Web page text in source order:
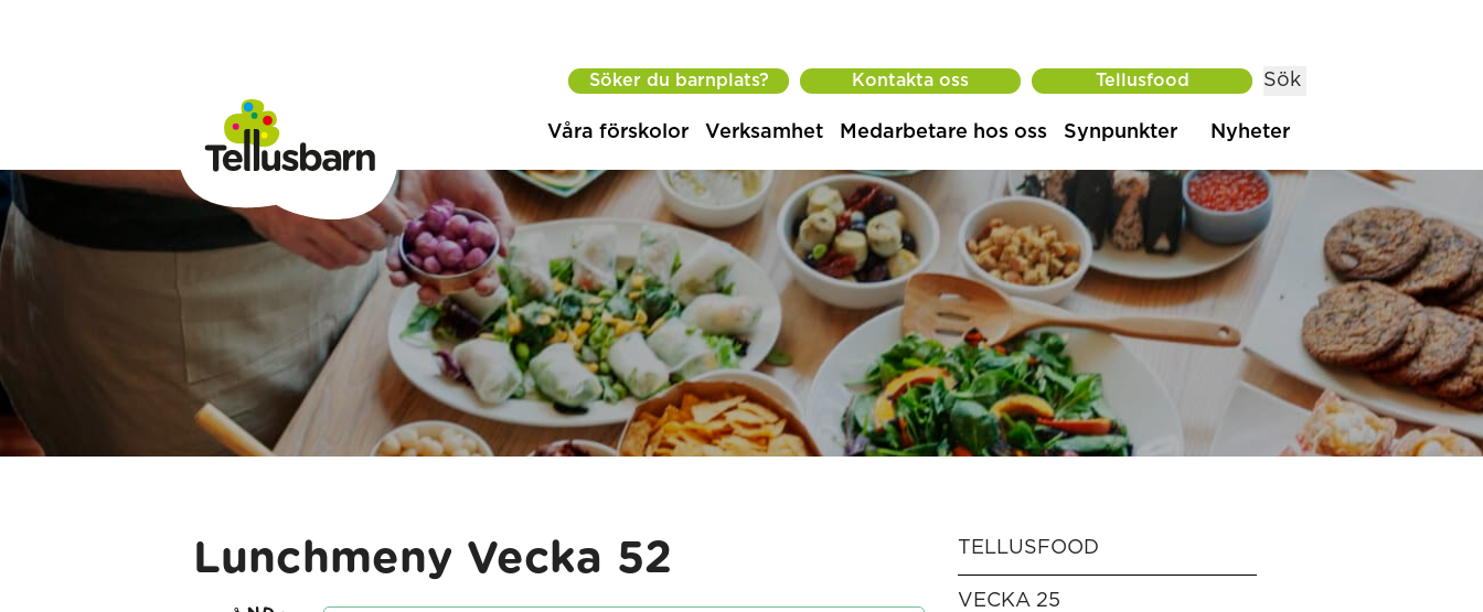
Söker du barnplats? Kontakta oss Tellusfood Sök
Våra förskolor Verksamhet Medarbetare hos oss Synpunkter Nyheter
Lunchmeny Vecka 52 TELLUSFOOD
VECKA 25